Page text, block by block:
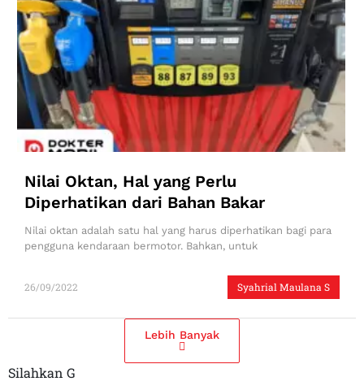
Nilai Oktan, Hal yang Perlu
Diperhatikan dari Bahan Bakar
Syahrial Maulana S
26/09/2022
Nilai oktan adalah satu hal yang harus diperhatikan bagi para
pengguna kendaraan bermotor. Bahkan, untuk
Lebih Banyak
Silahkan G